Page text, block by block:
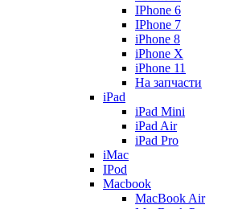
IPhone 6
IPhone 7
iPhone 8
iPhone X
iPhone 11
На запчасти
iPad
iPad Mini
iPad Air
iPad Pro
iMac
IPod
Macbook
MacBook Air